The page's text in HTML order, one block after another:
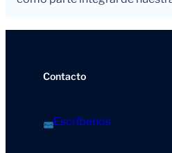
Contacto
Escríbenos